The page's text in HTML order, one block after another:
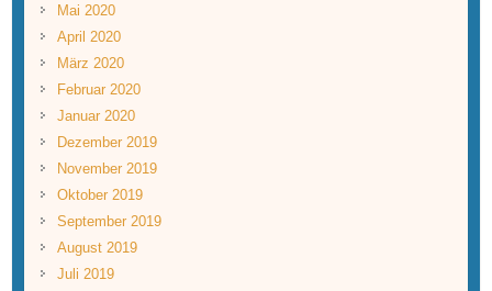
Mai 2020
April 2020
März 2020
Februar 2020
Januar 2020
Dezember 2019
November 2019
Oktober 2019
September 2019
August 2019
Juli 2019